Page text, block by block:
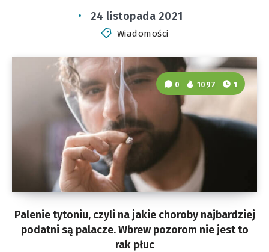
24 listopada 2021
Wiadomości
Palenie tytoniu, czyli na jakie choroby najbardziej
podatni są palacze. Wbrew pozorom nie jest to
rak płuc
0 1097 1